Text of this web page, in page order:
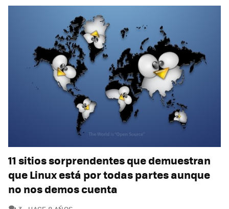
11 sitios sorprendentes que demuestran
que Linux está por todas partes aunque
no nos demos cuenta